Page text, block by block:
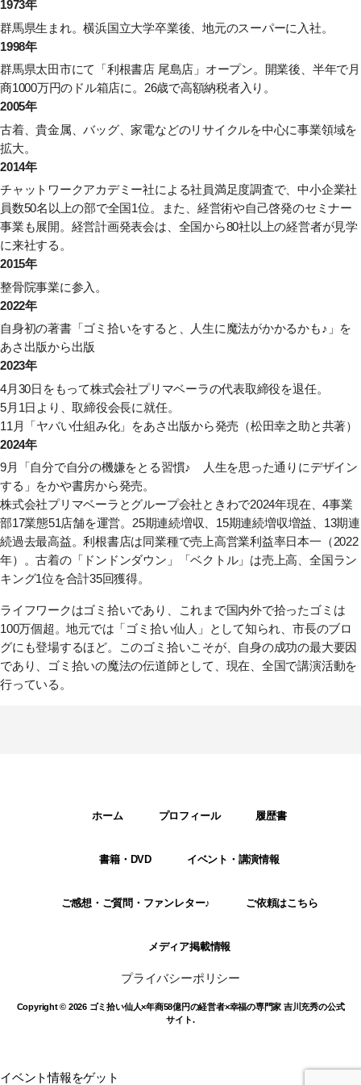
1973年
群馬県生まれ。横浜国立大学卒業後、地元のスーパーに入社。
1998年
群馬県太田市にて「利根書店 尾島店」オープン。開業後、半年で月
商1000万円のドル箱店に。26歳で高額納税者入り。
2005年
古着、貴金属、バッグ、家電などのリサイクルを中心に事業領域を
拡大。
2014年
チャットワークアカデミー社による社員満足度調査で、中小企業社
員数50名以上の部で全国1位。また、経営術や自己啓発のセミナー
事業も展開。経営計画発表会は、全国から80社以上の経営者が見学
に来社する。
2015年
整骨院事業に参入。
2022年
自身初の著書「ゴミ拾いをすると、人生に魔法がかかるかも♪」 を
あさ出版から出版
2023年
4月30日をもって株式会社プリマベーラの代表取締役を退任。
5月1日より、取締役会長に就任。
11月
「ヤバい仕組み化」
をあさ出版から発売（松田幸之助と共著）
2024年
9月
「自分で自分の機嫌をとる習慣♪ 人生を思った通りにデザイン
する」 をかや書房から発売。
株式会社プリマベーラとグループ会社ときわで2024年現在、4事業
部17業態51店舗を運営。25期連続増収、15期連続増収増益、13期連
続過去最高益。利根書店は同業種で売上高営業利益率日本一（2022
年）。古着の「ドンドンダウン」「ベクトル」は売上高、全国ラン
キング1位を合計35回獲得。
ライフワークはゴミ拾いであり、これまで国内外で拾ったゴミは
100万個超。地元では「ゴミ拾い仙人」として知られ、市長のブロ
グにも登場するほど。このゴミ拾いこそが、自身の成功の最大要因
であり、ゴミ拾いの魔法の伝道師として、現在、全国で講演活動を
行っている。
ホーム プロフィール 履歴書
書籍・DVD イベント・講演情報
ご感想・ご質問・ファンレター♪ ご依頼はこちら
メディア掲載情報
プライバシーポリシー
Copyright © 2026 ゴミ拾い仙人×年商58億円の経営者×幸福の専門家 吉川充秀の公式
サイト.
イベント情報をゲット